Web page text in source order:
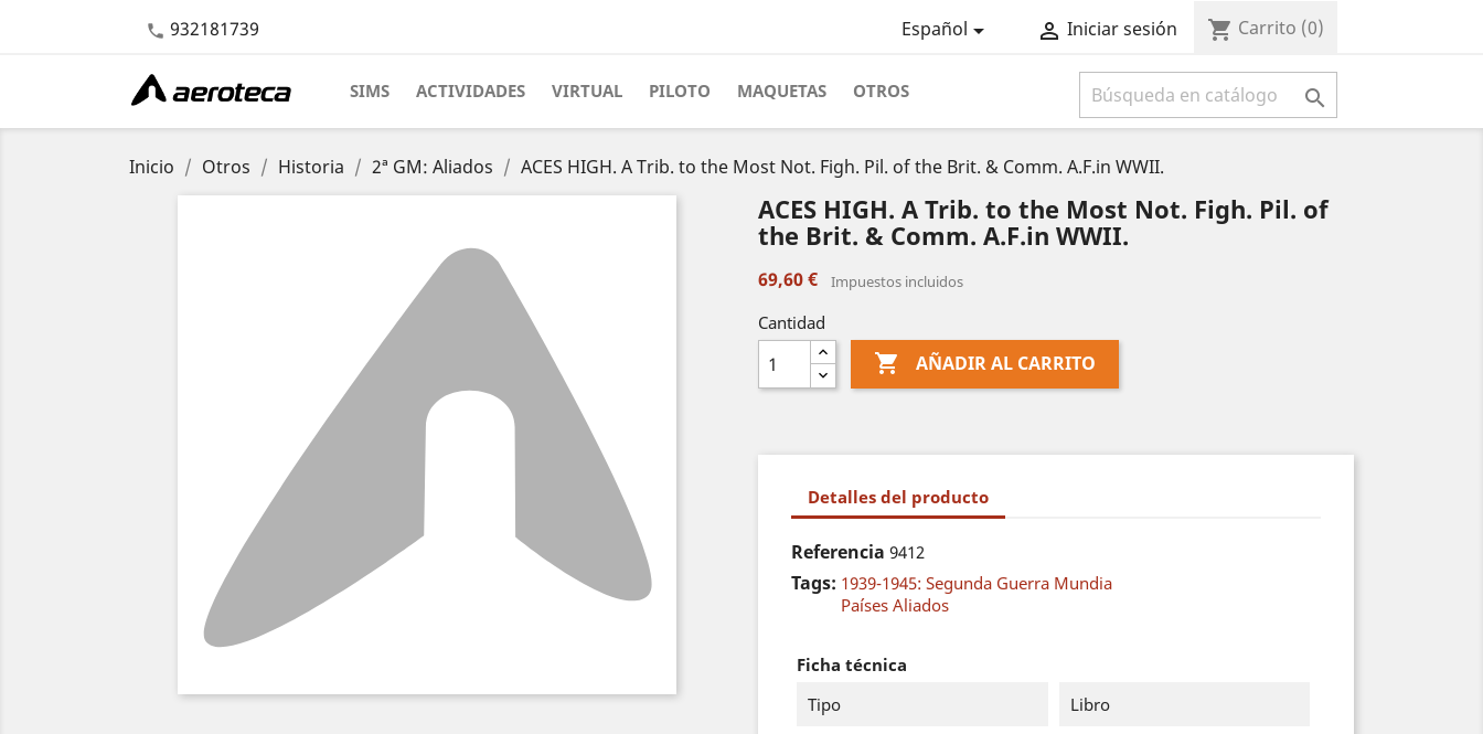
 932181739 Español  Iniciar sesión shopping_cart Carrito (0)
SIMS ACTIVIDADES VIRTUAL PILOTO MAQUETAS OTROS 
Inicio Otros Historia 2ª GM: Aliados ACES HIGH. A Trib. to the Most Not. Figh. Pil. of the Brit. & Comm. A.F.in WWII.
ACES HIGH. A Trib. to the Most Not. Figh. Pil. of
the Brit. & Comm. A.F.in WWII.
69,60 € Impuestos incluidos
Cantidad
 AÑADIR AL CARRITO
Detalles del producto
Referencia 9412
Tags: 1939-1945: Segunda Guerra Mundia
Países Aliados
Ficha técnica
Tipo
Libro